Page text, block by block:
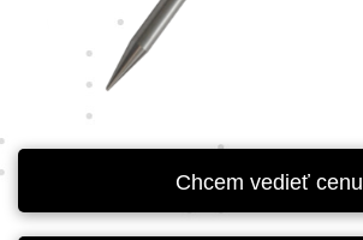
Chcem vedieť cenu